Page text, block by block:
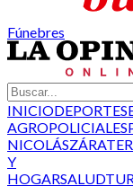
Fúnebres
INICIODEPORTES
AGROPOLICIALES
NICOLÁSZÁRATE
Y
HOGARSALUD